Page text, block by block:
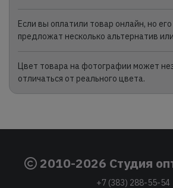
Если вы оплатили товар онлайн, но
предложат несколько альтернатив
Цвет товара на фотографии может
отличаться от реального цвета.
2010-2026 Студия
+7 (383) 288-55-54